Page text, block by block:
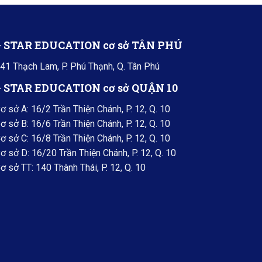
STAR EDUCATION cơ sở TÂN PHÚ
Thạch Lam, P. Phú Thạnh, Q. Tân Phú
STAR EDUCATION cơ sở QUẬN 10
sở A: 16/2 Trần Thiện Chánh, P. 12, Q. 10
sở B: 16/6 Trần Thiện Chánh, P. 12, Q. 10
sở C: 16/8 Trần Thiện Chánh, P. 12, Q. 10
sở D: 16/20 Trần Thiện Chánh, P. 12, Q. 10
sở TT: 140 Thành Thái, P. 12, Q. 10